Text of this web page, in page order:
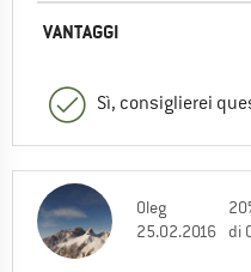
VANTAGGI
Sì, consiglierei
Oleg
25.02.2016
di